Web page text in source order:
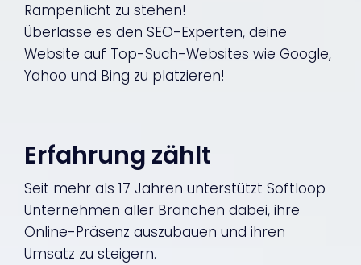
Rampenlicht zu stehen!
Überlasse es den SEO-Experten, deine
Website auf Top-Such-Websites wie Google,
Yahoo und Bing zu platzieren!
Erfahrung zählt
Seit mehr als 17 Jahren unterstützt Softloop
Unternehmen aller Branchen dabei, ihre
Online-Präsenz auszubauen und ihren
Umsatz zu steigern.